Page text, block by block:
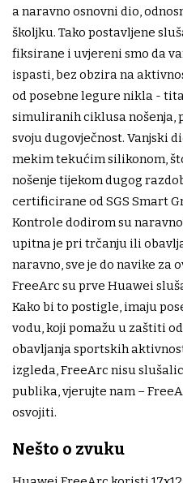
a naravno osnovni dio,
školjku. Tako postavljene
fiksirane i uvjereni smo da
ispasti, bez obzira na
od posebne legure nikla -
simuliranih ciklusa nošenja,
svoju dugovječnost. Vanjski
mekim tekućim silikonom,
nošenje tijekom dugog
certificirane od SGS Smart
Kontrole dodirom su
upitna je pri trčanju ili
naravno, sve je do navike za
FreeArc su prve Huawei
Kako bi to postigle, imaju
vodu, koji pomažu u zaštiti
obavljanja sportskih
izgleda, FreeArc nisu
publika, vjerujte nam –
osvojiti.
Nešto o zvuku